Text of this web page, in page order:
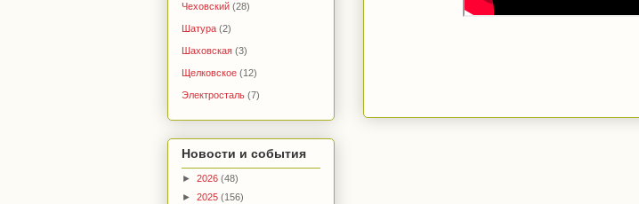
Чеховский (28)
Шатура (2)
Шаховская (3)
Щелковское (12)
Электросталь (7)
Новости и события
► 2026 (48)
► 2025 (156)